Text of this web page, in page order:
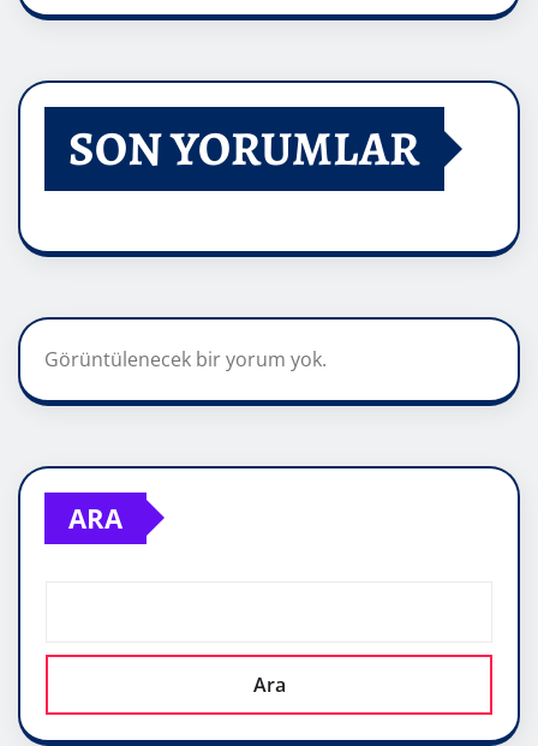
SON YORUMLAR
Görüntülenecek bir yorum yok.
ARA
Ara